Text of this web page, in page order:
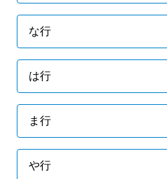
な行
は行
ま行
や行